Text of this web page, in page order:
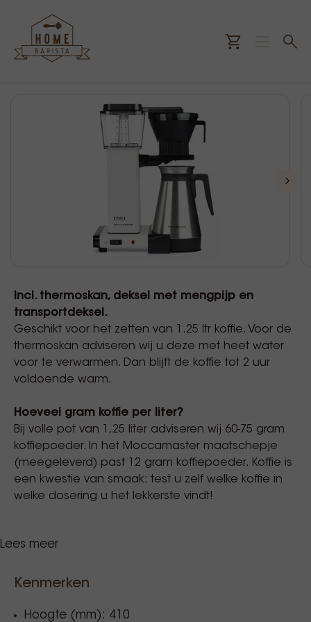
Incl. thermoskan, deksel met mengpijp en
transportdeksel.
Geschikt voor het zetten van 1.25 ltr koffie. Voor de
thermoskan adviseren wij u deze met heet water
voor te verwarmen. Dan blijft de koffie tot 2 uur
voldoende warm.
Hoeveel gram koffie per liter?
Bij volle pot van 1,25 liter adviseren wij 60-75 gram
koffiepoeder. In het Moccamaster maatschepje
(meegeleverd) past 12 gram koffiepoeder. Koffie is
een kwestie van smaak: test u zelf welke koffie in
welke dosering u het lekkerste vindt!
Waarom een Moccamaster koffiezetapparaat?
zuur en minder bitter. Bij deze temperatuur lost
het water de aroma-bevattende oliën op, dit
Lees meer
Kenmerken
Hoogte (mm): 410